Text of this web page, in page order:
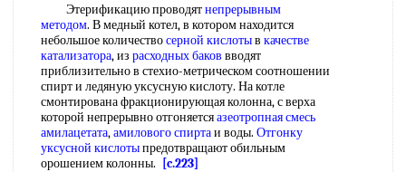
Этерификацию проводятнепрерывным
методом. В медный котел, в котором находится
небольшое количествосерной кислотыв качестве
катализатора, из расходных баков вводят
приблизительно в стехио-метрическом соотношении
спирт и ледяную уксусную кислоту. На котле
смонтирована фракционирующая колонна, с верха
которой непрерывно отгоняетсяазеотропная смесь
амилацетата,амилового спиртаи воды. Отгонку
уксусной кислотыпредотвращают обильным
орошением колонны.
[c.223]